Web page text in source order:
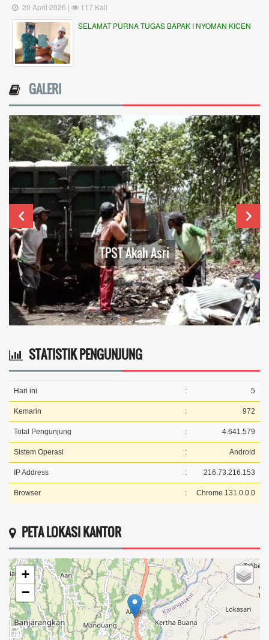
20 April 2026 |
117 Kali
SELAMAT PURNA TUGAS BAPAK I NYOMAN KICEN
GALERI
TPST Akah Asri
STATISTIK PENGUNJUNG
Hari ini : 5
Kemarin : 972
Total Pengunjung : 4.641.579
Sistem Operasi : Android
IP Address : 216.73.216.153
Browser : Chrome 131.0.0.0
PETA LOKASI KANTOR
+
−